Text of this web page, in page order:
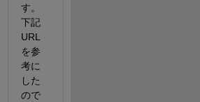
す。
下記
URL
を参
考に
した
ので